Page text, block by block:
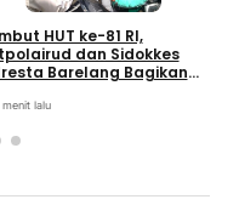
HUT ke-81 RI,
dan Sidokkes
Barelang Bagikan
lalu